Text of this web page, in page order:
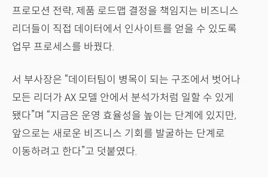
프로모션 전략, 제품 로드맵 결정을 책임지는 비즈니스
리더들이 직접 데이터에서 인사이트를 얻을 수 있도록
업무 프로세스를 바꿨다.
서 부사장은 “데이터팀이 병목이 되는 구조에서 벗어나
모든 리더가 AX 모델 안에서 분석가처럼 일할 수 있게
됐다”며 “지금은 운영 효율성을 높이는 단계에 있지만,
앞으로는 새로운 비즈니스 기회를 발굴하는 단계로
이동하려고 한다”고 덧붙였다.